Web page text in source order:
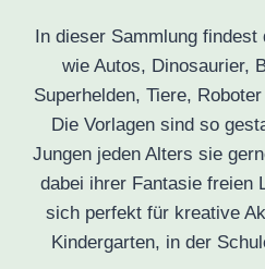
In dieser Sammlung
wie Autos, Dinosaurier,
Superhelden, Tiere,
Die Vorlagen sind so
Jungen jeden Alters sie
dabei ihrer Fantasie freien
sich perfekt für kreative
Kindergarten, in der